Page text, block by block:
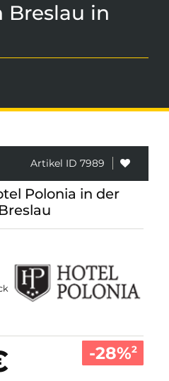
Breslau in
Artikel ID 7989
Polonia in der
-28%2